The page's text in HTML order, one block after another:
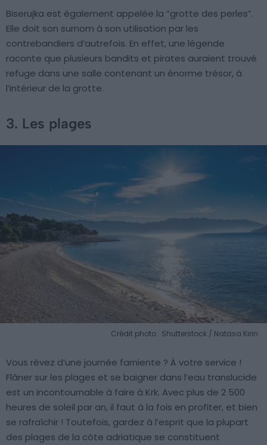
Biserujka est également appelée la “grotte des perles”.
Elle doit son surnom à son utilisation par les
contrebandiers d’autrefois. En effet, une légende
raconte que plusieurs bandits et pirates auraient trouvé
refuge dans une salle contenant un énorme trésor, à
l’intérieur de la grotte.
3. Les plages
Crédit photo : Shutterstock / Natasa Kirin
Vous rêvez d’une journée farniente ? À votre service !
Flâner sur les plages et se baigner dans l’eau translucide
est un incontournable à faire à Krk. Avec plus de 2 500
heures de soleil par an, il faut à la fois en profiter, et bien
se rafraîchir ! Toutefois, gardez à l’esprit que la plupart
des plages de la côte adriatique se constituent